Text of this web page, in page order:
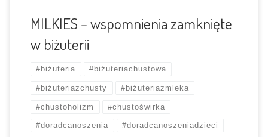
MILKIES – wspomnienia zamknięte
w biżuterii
#biżuteria #biżuteriachustowa
#biżuteriazchusty #biżuteriazmleka
#chustoholizm #chustoświrka
#doradcanoszenia #doradcanoszeniadzieci